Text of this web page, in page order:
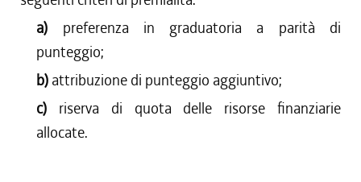
a) preferenza in graduatoria a parità di
punteggio;
b) attribuzione di punteggio aggiuntivo;
c) riserva di quota delle risorse finanziarie
allocate.